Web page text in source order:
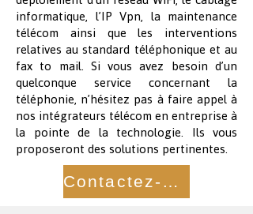
informatique, l’IP Vpn, la maintenance
télécom ainsi que les interventions
relatives au standard téléphonique et au
fax to mail. Si vous avez besoin d’un
quelconque service concernant la
téléphonie, n’hésitez pas à faire appel à
nos intégrateurs télécom en entreprise à
la pointe de la technologie. Ils vous
proposeront des solutions pertinentes.
Contactez-nous